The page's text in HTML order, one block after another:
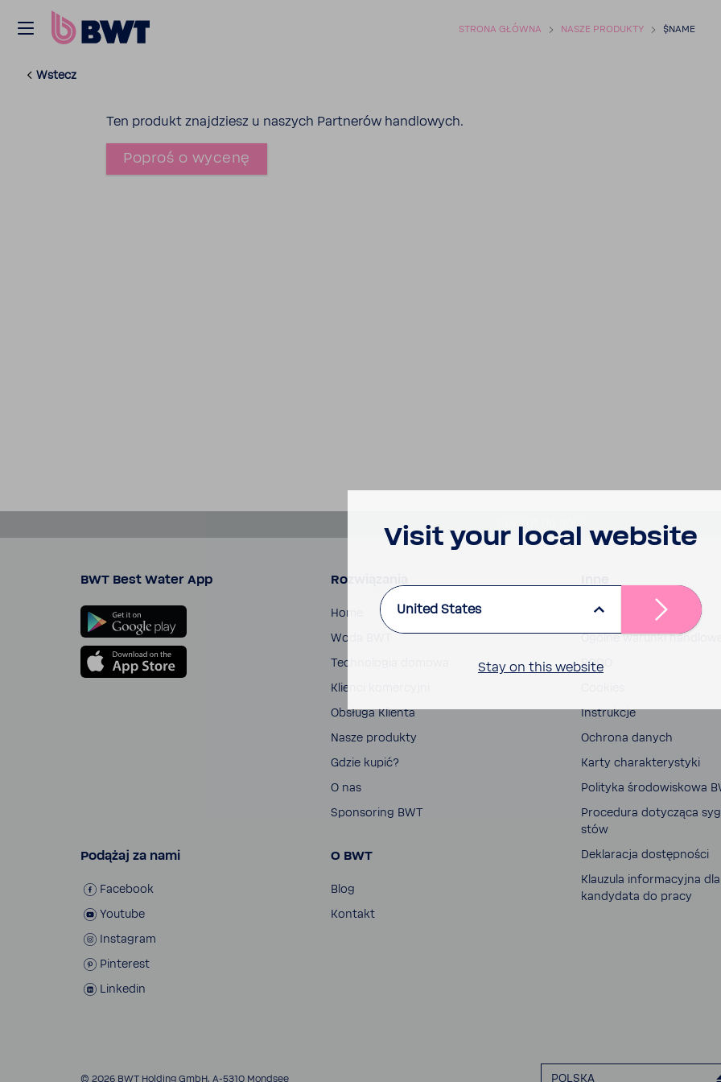
STRONA GŁÓWNA NASZE PRODUKTY $NAME
Wstecz
Ten produkt znaj­dziesz u naszych Part­nerów handlo­wych.
Poproś o wycenę
powrót do góry
BWT Best Water App
Podążaj za nami
Face­book
Youtube
Insta­gram
Pinte­rest
Linkedin
Rozwiązania
Home
Woda BWT
Tech­no­logia domowa
Klienci komer­cyjni
Obsługa Klienta
Nasze produkty
Gdzie kupić?
O nas
Spon­so­ring BWT
O BWT
Blog
Kontakt
Dane firmy
Ogólne warunki
RODO
Instrukcje
Ochrona danych
Karty charak­te­ry­styki
Poli­tyka środo­wi­skowa
Proce­dura doty­cząca
stów
Dekla­racja dostęp­ności
Klau­zula infor­ma­cyjna dla
kandy­data do pracy
© 2026 BWT Holding GmbH, A-​5310 Mondsee POLSKA
Visit your local website
United States
Stay on this website